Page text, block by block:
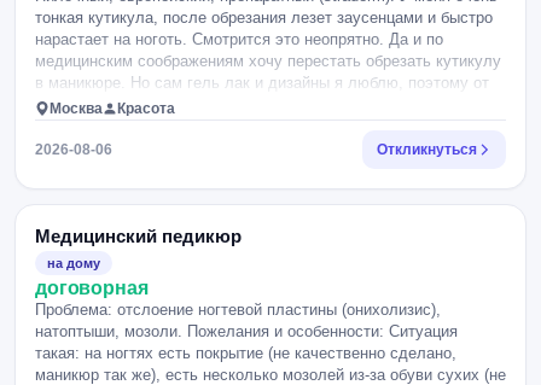
тонкая кутикула, после обрезания лезет заусенцами и быстро
нарастает на ноготь. Смотрится это неопрятно. Да и по
медицинским соображениям хочу перестать обрезать кутикулу
в маникюре. Но сам гель лак и дизайны я люблю, поэтому от
профессионального маникюра не хочу отказываться. Уже
пробовала найти место, где смогут сделать маникюр по моему
запросу - не вышло :( Очень хочу найти мастера, с которым
Москва Красота
2026-08-06 Откликнуться
Медицинский педикюр
на дому
договорная
Проблема: отслоение ногтевой пластины (онихолизис),
натоптыши, мозоли. Пожелания и особенности: Ситуация
такая: на ногтях есть покрытие (не качественно сделано,
маникюр так же), есть несколько мозолей из-за обуви сухих (не